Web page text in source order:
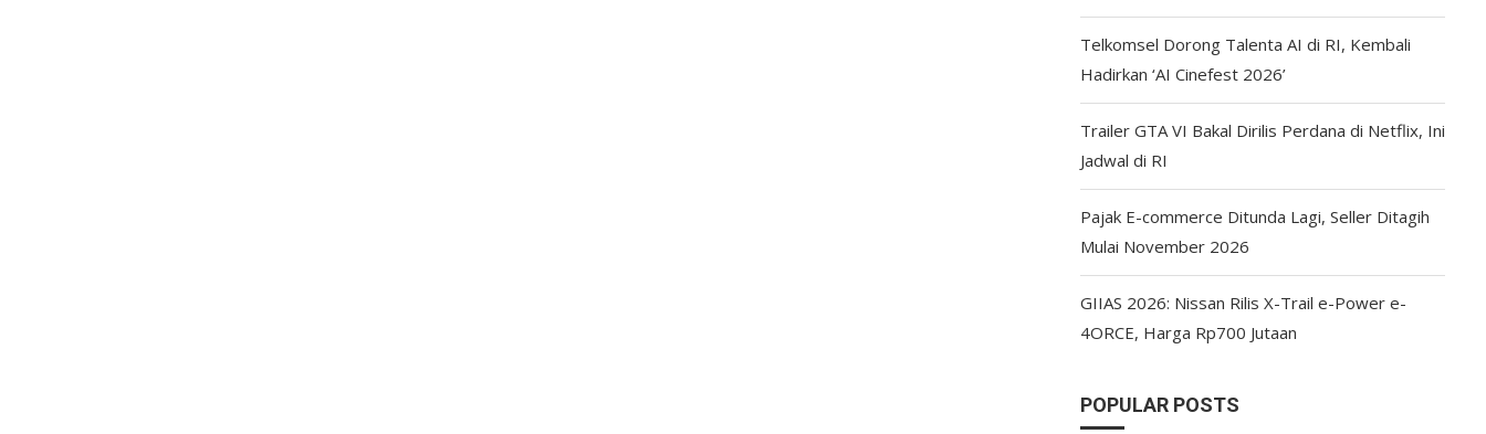
Telkomsel Dorong Talenta AI di RI, Kembali
Hadirkan ‘AI Cinefest 2026’
Trailer GTA VI Bakal Dirilis Perdana di Netflix, Ini
Jadwal di RI
Pajak E-commerce Ditunda Lagi, Seller Ditagih
Mulai November 2026
GIIAS 2026: Nissan Rilis X-Trail e-Power e-
4ORCE, Harga Rp700 Jutaan
POPULAR POSTS